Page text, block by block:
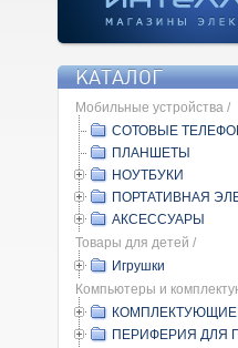
КАТАЛОГ
Мобильные устройства /
СОТОВЫЕ
ПЛАНШЕТЫ
НОУТБУКИ
ПОРТАТИВНАЯ
АКСЕССУАРЫ
Товары для детей /
Игрушки
Компьютеры и
КОМПЛЕКТУЮЩИЕ
ПЕРИФЕРИЯ ДЛЯ